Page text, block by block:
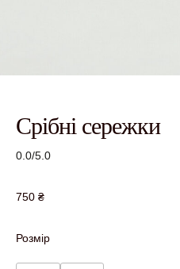
Срібні сережки
0.0/5.0
750 ₴
Розмір